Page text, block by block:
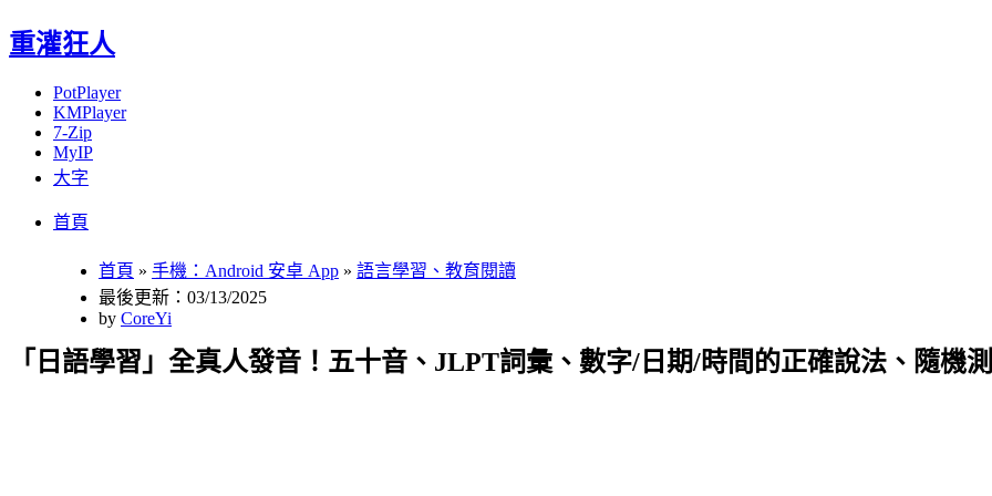
重灌狂人
PotPlayer
KMPlayer
7-Zip
MyIP
大字
首頁
首頁 » 手機：Android 安卓 App » 語言學習、教育閱讀
最後更新：03/13/2025
by CoreYi
「日語學習」全真人發音！五十音、JLPT詞彙、數字/日期/時間的正確說法、隨機